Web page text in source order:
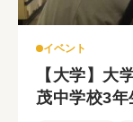
イベント
【大学】大
茂中学校3年